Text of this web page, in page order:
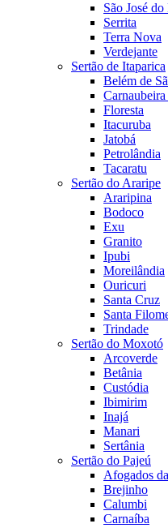
São José
Serrita
Terra Nova
Verdejante
Sertão de Itaparica
Belém de
Carnaubeira
Floresta
Itacuruba
Jatobá
Petrolândia
Tacaratu
Sertão do Araripe
Araripina
Bodoco
Exu
Granito
Ipubi
Moreilândia
Ouricuri
Santa Cruz
Santa
Trindade
Sertão do Moxotó
Arcoverde
Betânia
Custódia
Ibimirim
Inajá
Manari
Sertânia
Sertão do Pajeú
Afogados
Brejinho
Calumbi
Carnaíba